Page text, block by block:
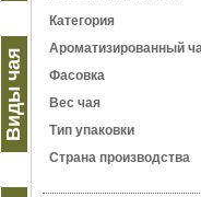
Виды чая
Категория
Ароматизированный
Фасовка
Вес чая
Тип упаковки
Страна производства